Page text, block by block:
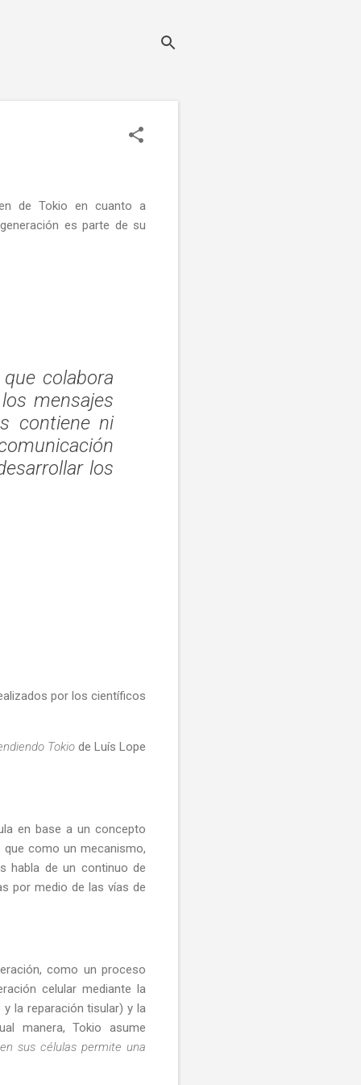
de Tokio en cuanto a
es parte de su
colabora
mensajes
contiene ni
los
por los científicos
Tokiode Luís Lope
en base a un concepto
como un mecanismo,
habla de un continuo de
por medio de las vías de
como un proceso
celular mediante la
la reparación tisular) y la
manera, Tokio asume
sus células permite una